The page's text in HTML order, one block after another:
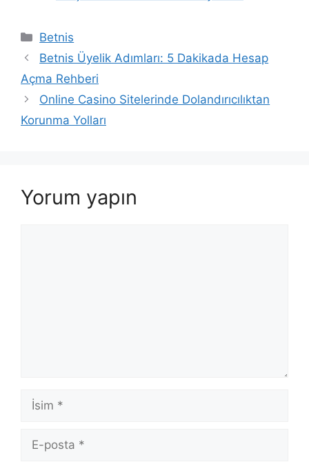
Kategoriler
Betnis
Betnis Üyelik Adımları: 5 Dakikada Hesap
Açma Rehberi
Online Casino Sitelerinde Dolandırıcılıktan
Korunma Yolları
Yorum yapın
İsim
posta